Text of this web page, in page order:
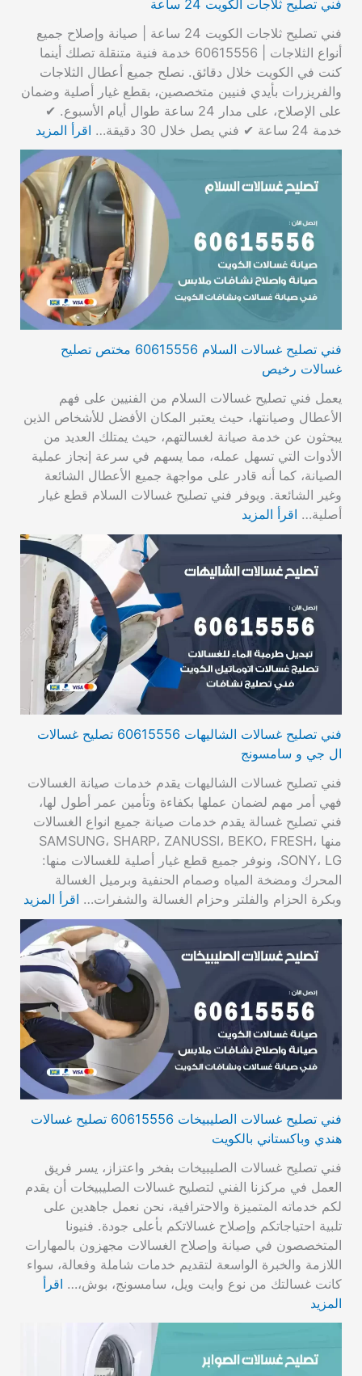
فني تصليح ثلاجات الكويت 24 ساعة
فني تصليح ثلاجات الكويت 24 ساعة | صيانة وإصلاح جميع
أنواع الثلاجات | 60615556 خدمة فنية متنقلة تصلك أينما
كنت في الكويت خلال دقائق. نصلح جميع أعطال الثلاجات
والفريزرات بأيدي فنيين متخصصين، بقطع غيار أصلية وضمان
على الإصلاح، على مدار 24 ساعة طوال أيام الأسبوع. ✔
خدمة 24 ساعة ✔ فني يصل خلال 30 دقيقة…
اقرأ المزيد
فني تصليح غسالات السلام 60615556 مختص تصليح
غسالات رخيص
يعمل فني تصليح غسالات السلام من الفنيين على فهم
الأعطال وصيانتها، حيث يعتبر المكان الأفضل للأشخاص الذين
يبحثون عن خدمة صيانة لغسالتهم، حيث يمتلك العديد من
الأدوات التي تسهل عمله، مما يسهم في سرعة إنجاز عملية
الصيانة، كما أنه قادر على مواجهة جميع الأعطال الشائعة
وغير الشائعة. ويوفر فني تصليح غسالات السلام قطع غيار
أصلية… اقرأ المزيد
فني تصليح غسالات الشاليهات 60615556 تصليح غسالات
ال جي و سامسونج
فني تصليح غسالات الشاليهات يقدم خدمات صيانة الغسالات
فهي أمر مهم لضمان عملها بكفاءة وتأمين عمر أطول لها،
فني تصليح غسالة يقدم خدمات صيانة جميع انواع الغسالات
منها SAMSUNG، SHARP، ZANUSSI، BEKO، FRESH،
SONY، LG، ونوفر جميع قطع غيار أصلية للغسالات منها:
المحرك ومضخة المياه وصمام الحنفية وبرميل الغسالة
وبكرة الحزام والفلتر وحزام الغسالة والشفرات… اقرأ المزيد
فني تصليح غسالات الصليبيخات 60615556 تصليح غسالات
هندي وباكستاني بالكويت
فني تصليح غسالات الصليبيخات بفخر واعتزاز، يسر فريق
العمل في مركزنا الفني لتصليح غسالات الصليبيخات أن يقدم
لكم خدماته المتميزة والاحترافية، نحن نعمل جاهدين على
تلبية احتياجاتكم وإصلاح غسالاتكم بأعلى جودة. فنيونا
المتخصصون في صيانة وإصلاح الغسالات مجهزون بالمهارات
اللازمة والخبرة الواسعة لتقديم خدمات شاملة وفعالة، سواء
كانت غسالتك من نوع وايت ويل، سامسونج، بوش،… اقرأ
المزيد